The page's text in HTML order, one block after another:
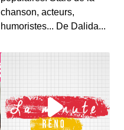
chanson, acteurs,
humoristes... De Dalida...